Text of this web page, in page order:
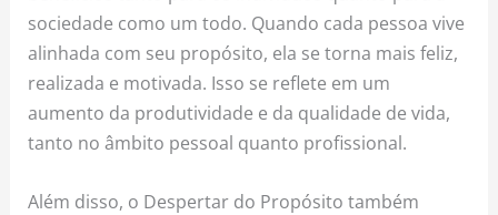
sociedade como um todo. Quando cada pessoa vive
alinhada com seu propósito, ela se torna mais feliz,
realizada e motivada. Isso se reflete em um
aumento da produtividade e da qualidade de vida,
tanto no âmbito pessoal quanto profissional.
Além disso, o Despertar do Propósito também